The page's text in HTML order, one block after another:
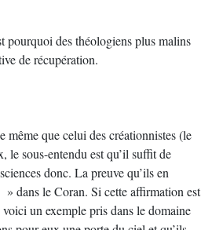
pourquoi des théologiens plus malins
de récupération.
même que celui des créationnistes (le
le sous-entendu est qu’il suffit de
donc. La preuve qu’ils en
dans le Coran. Si cette affirmation est
un exemple pris dans le domaine